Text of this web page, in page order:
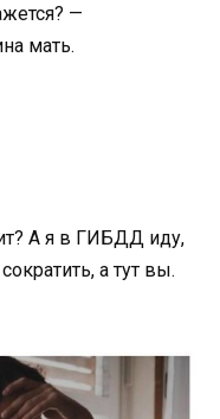
—
мать.
А я в ГИБДД иду,
а тут вы.